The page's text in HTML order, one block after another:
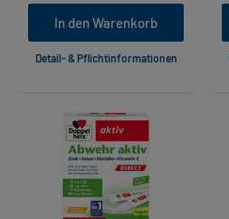
In den Warenkorb
Detail- & Pflichtinformationen